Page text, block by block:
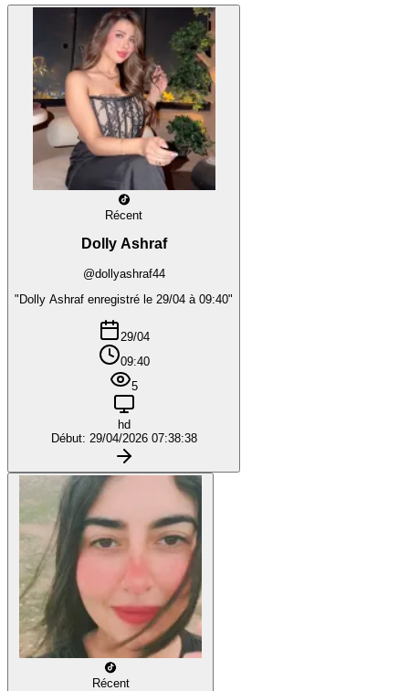
Récent
Dolly Ashraf
@dollyashraf44
"Dolly Ashraf enregistré le 29/04 à 09:40"
29/04
09:40
5
hd
Début: 29/04/2026 07:38:38
Récent